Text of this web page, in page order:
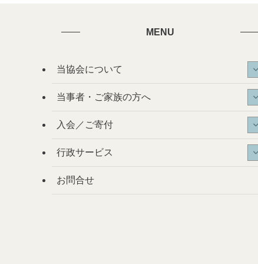
MENU
当協会について
当事者・ご家族の方へ
入会／ご寄付
行政サービス
お問合せ